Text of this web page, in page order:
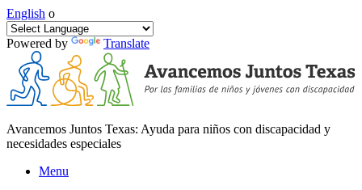
English o
Powered by Translate
Avancemos Juntos Texas: Ayuda para niños con discapacidad y
necesidades especiales
Menu